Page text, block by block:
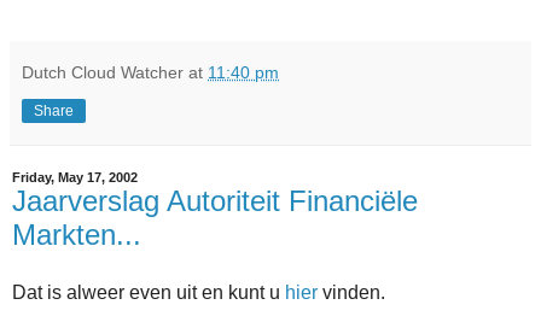
Dutch Cloud Watcher at 11:40 pm
Share
Friday, May 17, 2002
Jaarverslag Autoriteit Financiële
Markten...
Dat is alweer even uit en kunt u hier vinden.